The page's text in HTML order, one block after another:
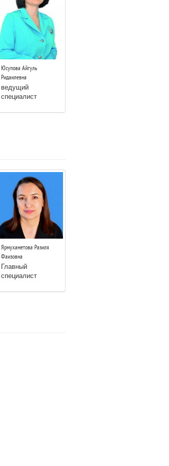
Юсупова Айгуль
Ридаилевна
ведущий
специалист
Ярмухаметова Разиля
Фаизовна
Главный
специалист